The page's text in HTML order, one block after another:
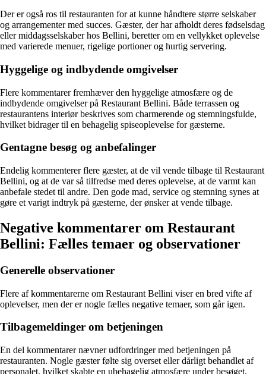
Der er også ros til restauranten for at kunne håndtere større selskaber
og arrangementer med succes. Gæster, der har afholdt deres fødselsdag
eller middagsselskaber hos Bellini, beretter om en vellykket oplevelse
med varierede menuer, rigelige portioner og hurtig servering.
Hyggelige og indbydende omgivelser
Flere kommentarer fremhæver den hyggelige atmosfære og de
indbydende omgivelser på Restaurant Bellini. Både terrassen og
restaurantens interiør beskrives som charmerende og stemningsfulde,
hvilket bidrager til en behagelig spiseoplevelse for gæsterne.
Gentagne besøg og anbefalinger
Endelig kommenterer flere gæster, at de vil vende tilbage til Restaurant
Bellini, og at de var så tilfredse med deres oplevelse, at de varmt kan
anbefale stedet til andre. Den gode mad, service og stemning synes at
gøre et varigt indtryk på gæsterne, der ønsker at vende tilbage.
Negative kommentarer om Restaurant
Bellini: Fælles temaer og observationer
Generelle observationer
Flere af kommentarerne om Restaurant Bellini viser en bred vifte af
oplevelser, men der er nogle fælles negative temaer, som går igen.
Tilbagemeldinger om betjeningen
En del kommentarer nævner udfordringer med betjeningen på
restauranten. Nogle gæster følte sig overset eller dårligt behandlet af
personalet, hvilket skabte en ubehagelig atmosfære under besøget.